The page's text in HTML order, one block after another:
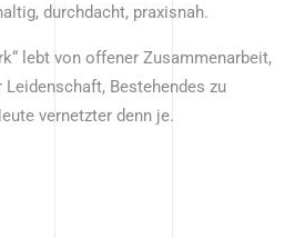
durchdacht, praxisnah.
lebt von offener Zusammenarbeit,
Bestehendes zu
vernetzter denn je.